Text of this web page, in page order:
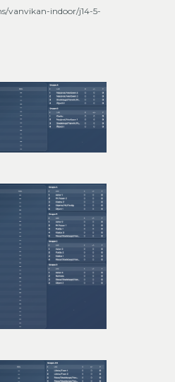
vanvikan-indoor/j14-5-